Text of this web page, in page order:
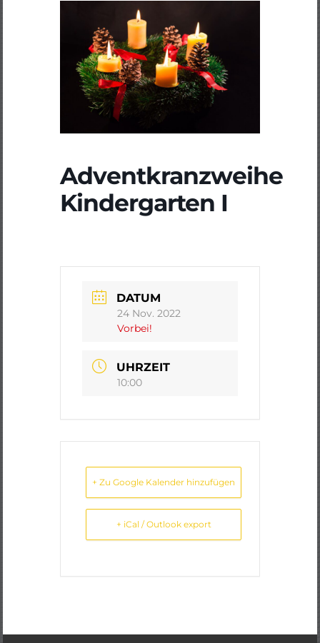
Adventkranzweihe
Kindergarten I
DATUM
24 Nov. 2022
Vorbei!
UHRZEIT
10:00
+ Zu Google Kalender hinzufügen
+ iCal / Outlook export